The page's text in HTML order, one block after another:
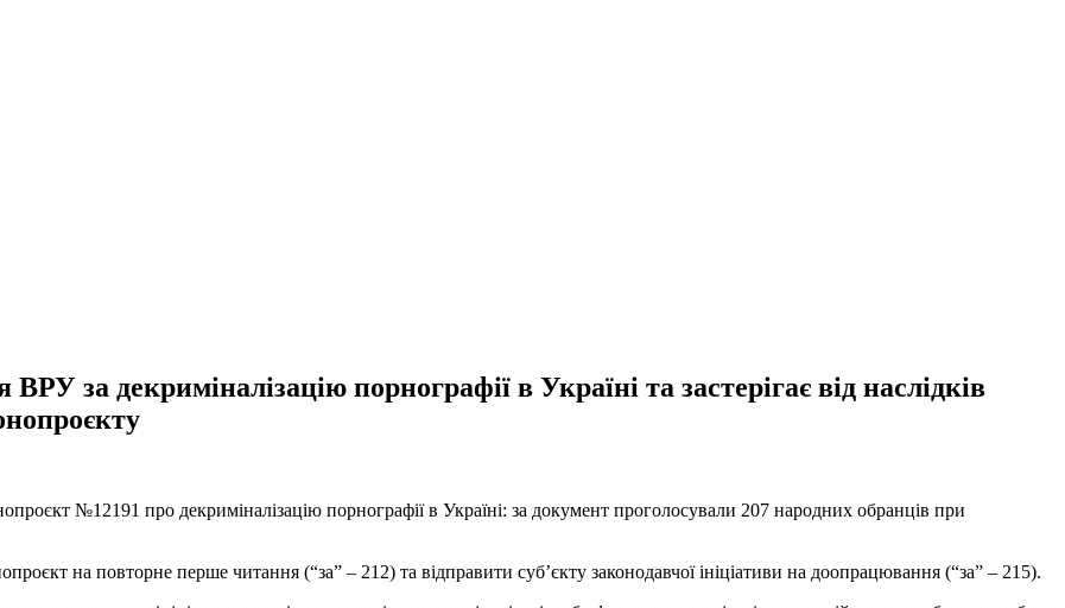
за декриміналізацію порнографії в Україні та застерігає від наслідків
№12191 про декриміналізацію порнографії в Україні: за документ проголосували 207 народних обранців при
на повторне перше читання (“за” – 212) та відправити суб’єкту законодавчої ініціативи на доопрацювання (“за” – 215).